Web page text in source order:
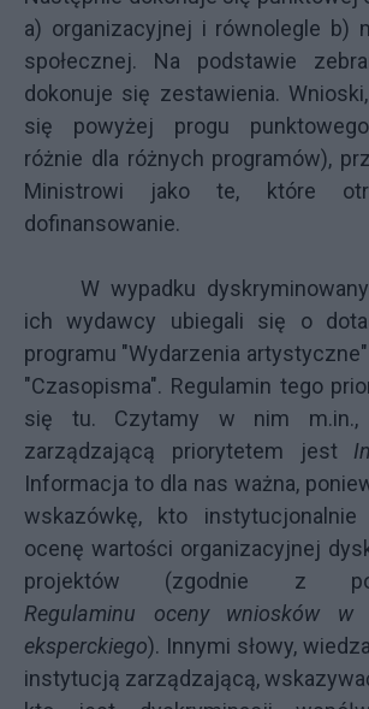
a) organizacyjnej i równolegle b)
społecznej. Na podstawie
dokonuje się zestawienia.
się powyżej progu
różnie dla różnych programów),
Ministrowi jako te, które
dofinansowanie.
W wypadku
ich wydawcy ubiegali się o
programu "Wydarzenia
"Czasopisma". Regulamin tego
się tu. Czytamy w nim m.in.,
zarządzającą priorytetem jest
Informacja to dla nas ważna,
wskazówkę, kto instytucjonalnie
ocenę wartości organizacyjnej
projektów (zgodnie z
Regulaminu oceny wniosków w
eksperckiego). Innymi słowy,
instytucją zarządzającą,